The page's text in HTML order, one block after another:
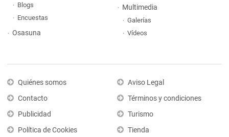
Blogs
Encuestas
Osasuna
Multimedia
Galerías
Vídeos
Quiénes somos
Contacto
Publicidad
Política de Cookies
Aviso Legal
Términos y condiciones
Turismo
Tienda